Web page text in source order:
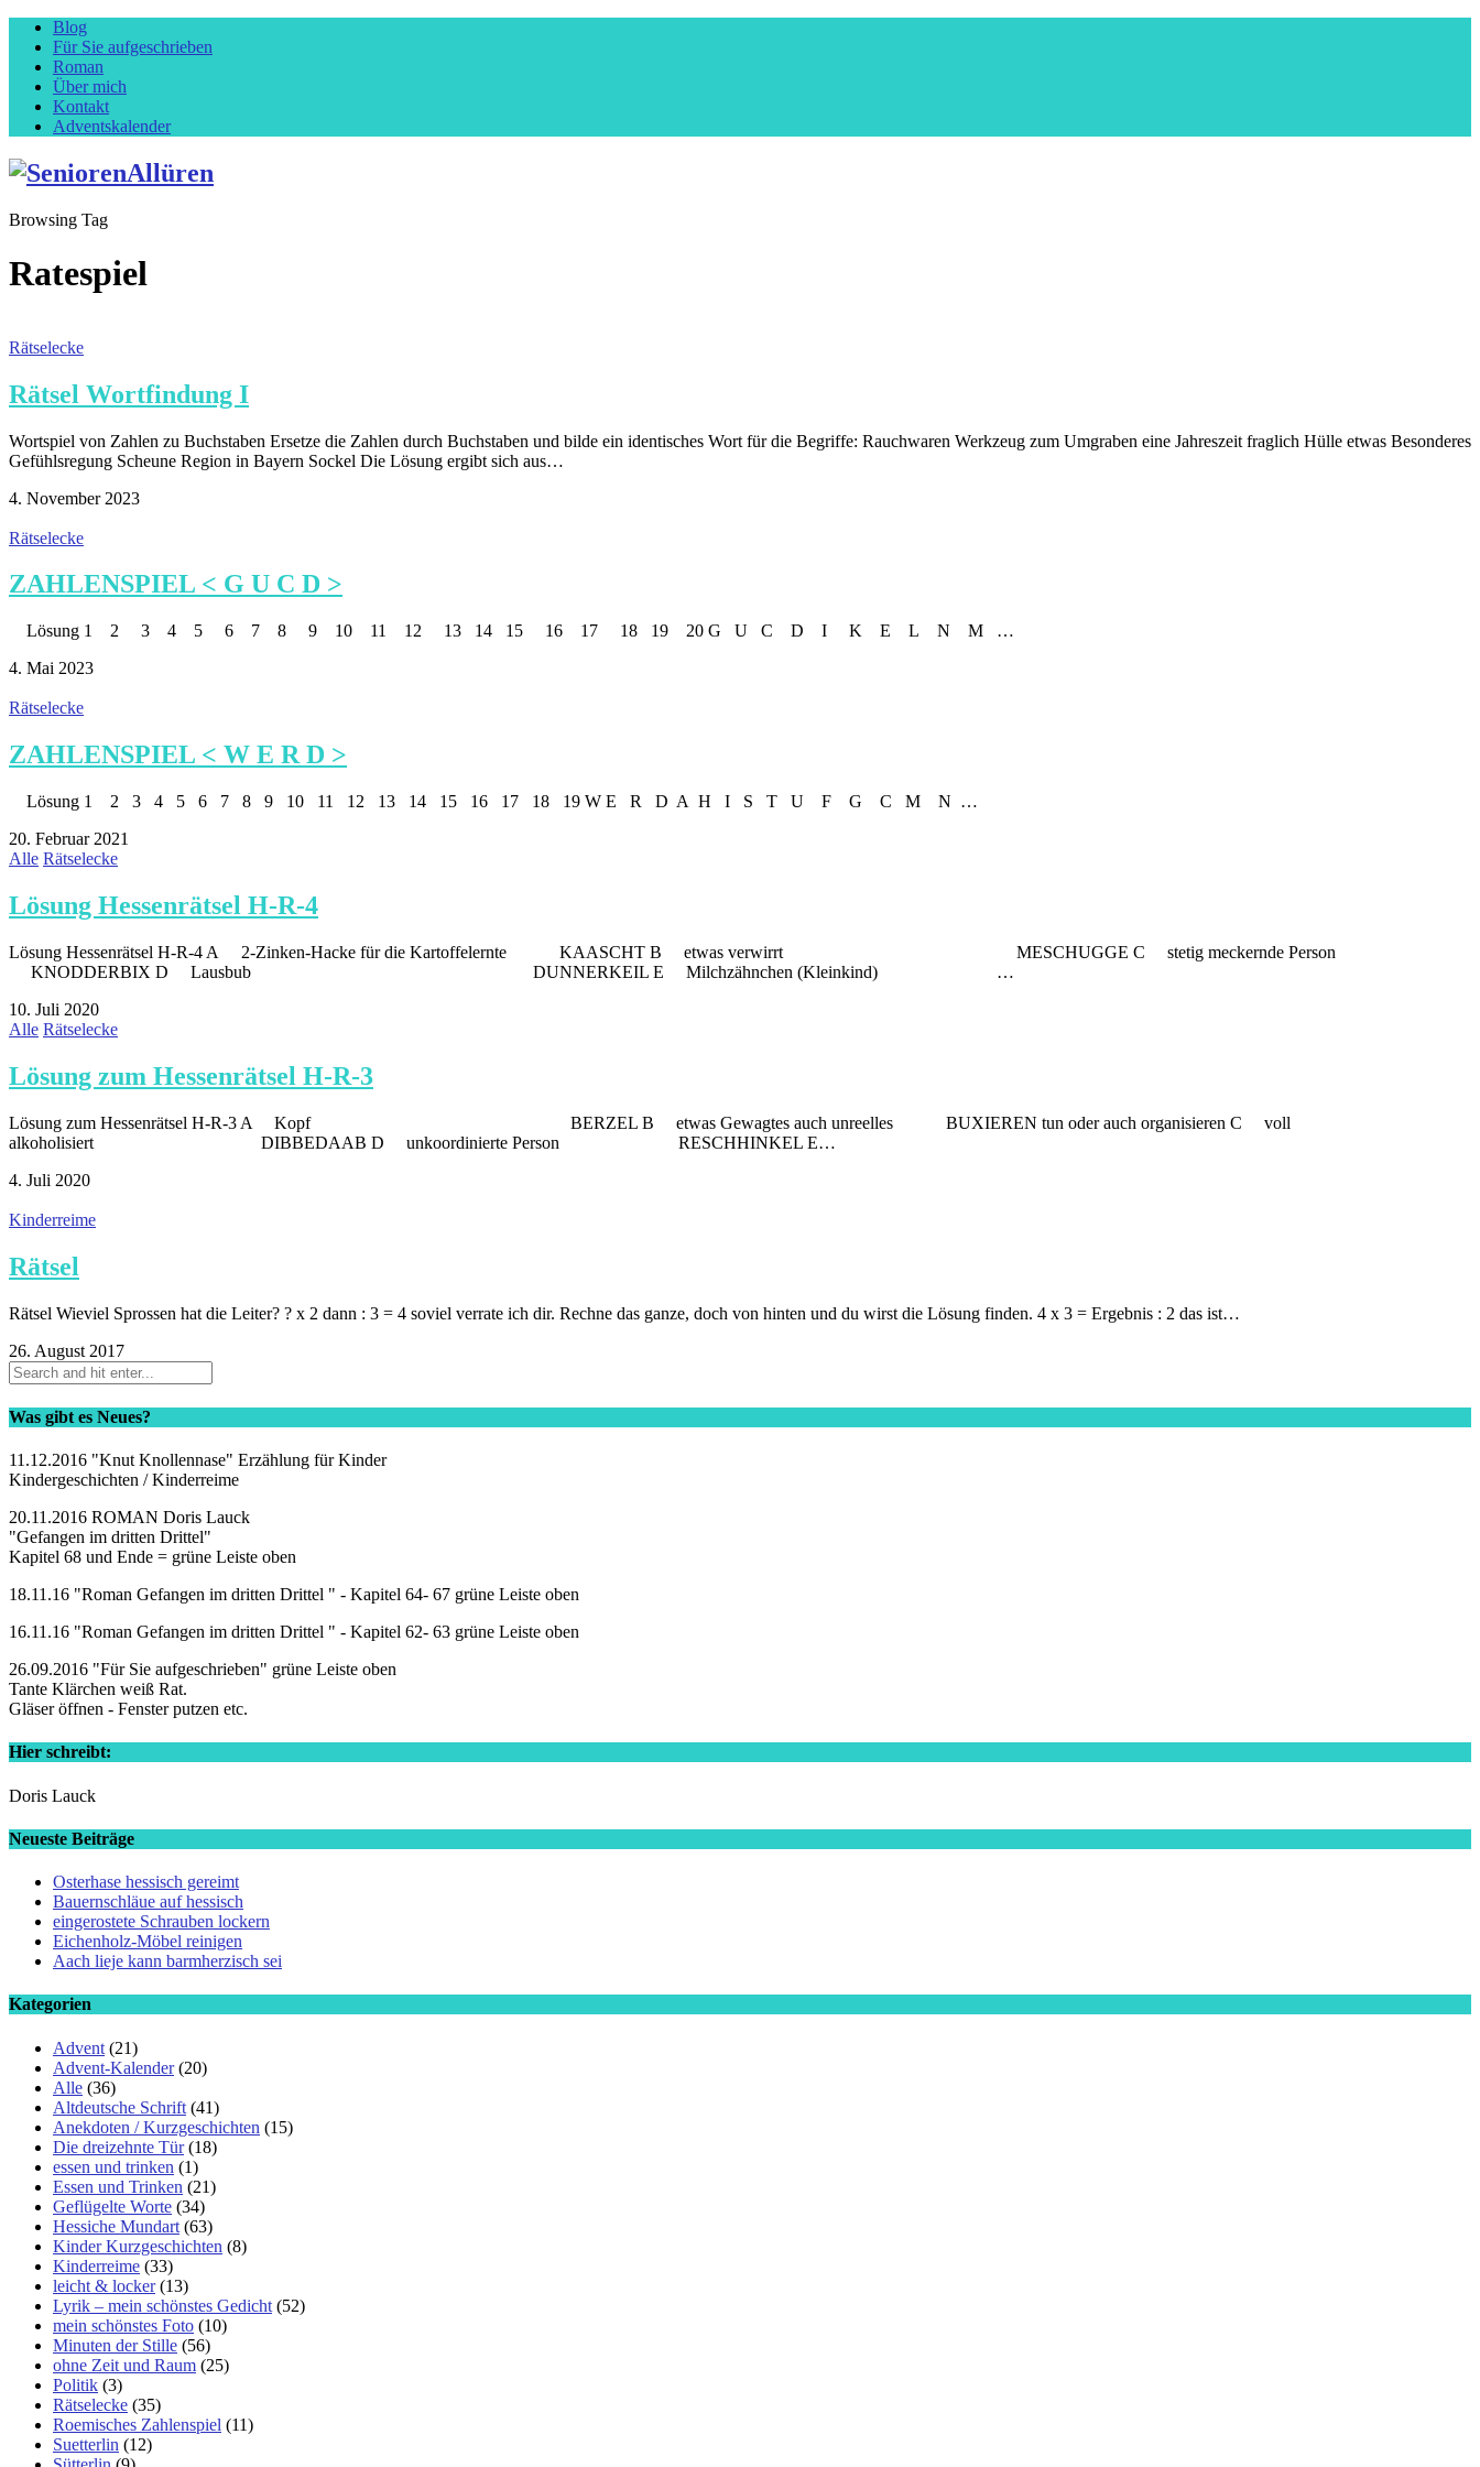
Blog
Für Sie aufgeschrieben
Roman
Über mich
Kontakt
Adventskalender
Browsing Tag
Ratespiel
Rätselecke
Rätsel Wortfindung I
Wortspiel von Zahlen zu Buchstaben Ersetze die Zahlen durch Buchstaben und bilde ein identisches Wort für die Begriffe: Rauchwaren Werkzeug zum Umgraben eine Jahreszeit fraglich Hülle etwas Besonderes
Gefühlsregung Scheune Region in Bayern Sockel Die Lösung ergibt sich aus…
4. November 2023
Rätselecke
ZAHLENSPIEL < G U C D >
Lösung 1 2 3 4 5 6 7 8 9 10 11 12 13 14 15 16 17 18 19 20 G U C D I K E L N M …
4. Mai 2023
Rätselecke
ZAHLENSPIEL < W E R D >
Lösung 1 2 3 4 5 6 7 8 9 10 11 12 13 14 15 16 17 18 19 W E R D A H I S T U F G C M N …
20. Februar 2021
Alle Rätselecke
Lösung Hessenrätsel H-R-4
Lösung Hessenrätsel H-R-4 A 2-Zinken-Hacke für die Kartoffelernte KAASCHT B etwas verwirrt MESCHUGGE C stetig meckernde Person
KNODDERBIX D Lausbub DUNNERKEIL E Milchzähnchen (Kleinkind) …
10. Juli 2020
Alle Rätselecke
Lösung zum Hessenrätsel H-R-3
Lösung zum Hessenrätsel H-R-3 A Kopf BERZEL B etwas Gewagtes auch unreelles BUXIEREN tun oder auch organisieren C voll
alkoholisiert DIBBEDAAB D unkoordinierte Person RESCHHINKEL E…
4. Juli 2020
Kinderreime
Rätsel
Rätsel Wieviel Sprossen hat die Leiter? ? x 2 dann : 3 = 4 soviel verrate ich dir. Rechne das ganze, doch von hinten und du wirst die Lösung finden. 4 x 3 = Ergebnis : 2 das ist…
26. August 2017
Was gibt es Neues?
11.12.2016 "Knut Knollennase" Erzählung für Kinder
Kindergeschichten / Kinderreime
20.11.2016 ROMAN Doris Lauck
"Gefangen im dritten Drittel"
Kapitel 68 und Ende = grüne Leiste oben
18.11.16 "Roman Gefangen im dritten Drittel " - Kapitel 64- 67 grüne Leiste oben
16.11.16 "Roman Gefangen im dritten Drittel " - Kapitel 62- 63 grüne Leiste oben
26.09.2016 "Für Sie aufgeschrieben" grüne Leiste oben
Tante Klärchen weiß Rat.
Gläser öffnen - Fenster putzen etc.
Hier schreibt:
Doris Lauck
Neueste Beiträge
Osterhase hessisch gereimt
Bauernschläue auf hessisch
eingerostete Schrauben lockern
Eichenholz-Möbel reinigen
Aach lieje kann barmherzisch sei
Kategorien
Advent (21)
Advent-Kalender(20)
Alle (36)
Altdeutsche Schrift (41)
Anekdoten / Kurzgeschichten (15)
Die dreizehnte Tür(18)
essen und trinken (1)
Essen und Trinken (21)
Geflügelte Worte (34)
Hessiche Mundart (63)
Kinder Kurzgeschichten (8)
Kinderreime (33)
leicht & locker(13)
Lyrik – mein schönstes Gedicht (52)
mein schönstes Foto (10)
Minuten der Stille (56)
ohne Zeit und Raum (25)
Politik (3)
Rätselecke (35)
Roemisches Zahlenspiel (11)
Suetterlin (12)